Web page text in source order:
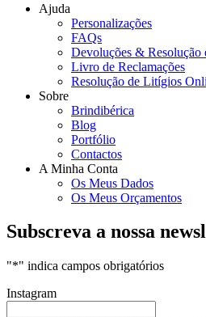
Ajuda
Personalizações
FAQs
Devoluções & Resolução
Livro de Reclamações
Resolução de Litígios
Sobre
Brindibérica
Blog
Portfólio
Contactos
A Minha Conta
Os Meus Dados
Os Meus Orçamentos
Subscreva a nossa
"*" indica campos obrigatórios
Instagram